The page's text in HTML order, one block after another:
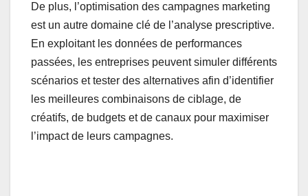
De plus, l’optimisation des campagnes marketing
est un autre domaine clé de l’analyse prescriptive.
En exploitant les données de performances
passées, les entreprises peuvent simuler différents
scénarios et tester des alternatives afin d’identifier
les meilleures combinaisons de ciblage, de
créatifs, de budgets et de canaux pour maximiser
l’impact de leurs campagnes.